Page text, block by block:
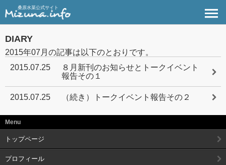
桑原水菜公式サイト
DIARY
2015年07月の記事は以下のとおりです。
2015.07.25
８月新刊のお知らせとトークイベント
報告その１
2015.07.25 （続き）トークイベント報告その２
Menu
トップページ
プロフィール